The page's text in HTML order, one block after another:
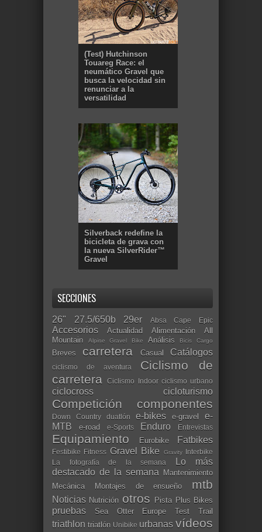
(Test) Hutchinson
Touareg Race: el
neumático Gravel que
busca la velocidad sin
renunciar a la
versatilidad
Silverback redefine la
bicicleta de grava con
la nueva SilverRider™
Gravel
SECCIONES
26" 27.5/650b 29er Absa Cape Epic
Accesorios Actualidad Alimentación
All
Mountain
Alpine Gravel Bike Análisis Bicis Cargo
Breves carretera Casual Catálogos
ciclismo de aventura
Ciclismo de
carretera
Ciclismo Indoor ciclismo urbano
ciclocross cicloturismo
Competición componentes
Down Country duatlón e-bikes e-gravel
e-
MTB
e-road e-Sports Enduro Entrevistas
Equipamiento Eurobike Fatbikes
Festibike Fitness Gravel Bike Gravity
Interbike
La fotografía de la semana
Lo más
destacado de la semana
Mantenimiento
Mecánica
Montajes de ensueño mtb
Noticias Nutrición otros Pista Plus Bikes
pruebas Sea Otter Europe Test Trail
triathlon triatlón Unibike urbanas vídeos